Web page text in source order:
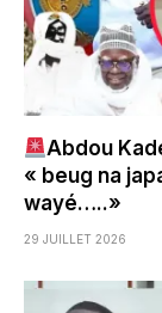
Abdou
« beug na
wayé…..»
29 JUILLET 2026